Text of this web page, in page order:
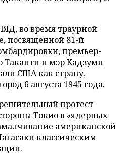
во время траурной
посвященной 81-й
премьер-
Такаити и мэр Кадзуми
США как страну,
6 августа 1945 года.
протест
Токио в «ядерных
американской
классическим